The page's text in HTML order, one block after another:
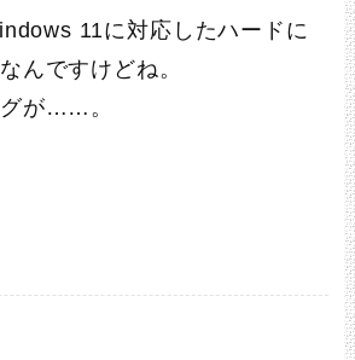
11に対応したハードに
んですけどね。
が……。